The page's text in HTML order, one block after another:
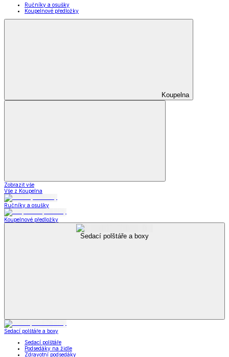
Ručníky a osušky
Koupelnové předložky
Koupelna
Zobrazit vše
Vše z Koupelna
Ručníky a osušky
Koupelnové předložky
Sedací polštáře a boxy
Sedací polštáře a boxy
Sedací polštáře
Podsedáky na židle
Zdravotní podsedáky